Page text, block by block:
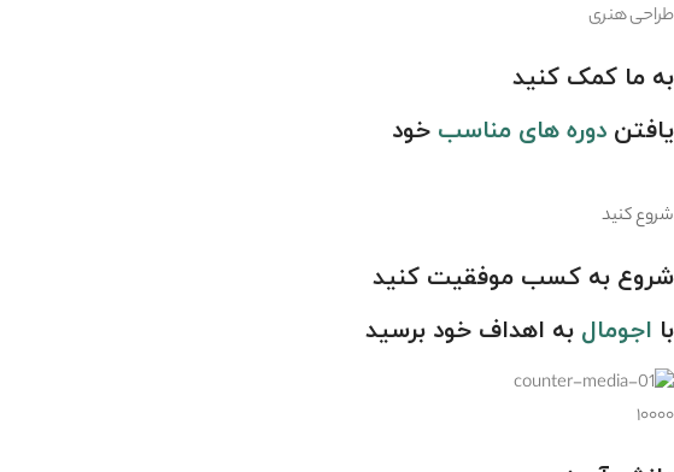
طراحی هنری
به ما کمک کنید
یافتن دوره های مناسب خود
شروع کنید
شروع به کسب موفقیت کنید
با اجومال به اهداف خود برسید
۱۰۰۰۰